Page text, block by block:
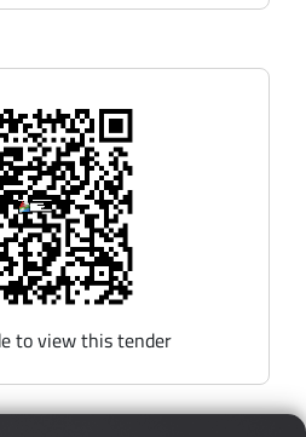
to view this tender